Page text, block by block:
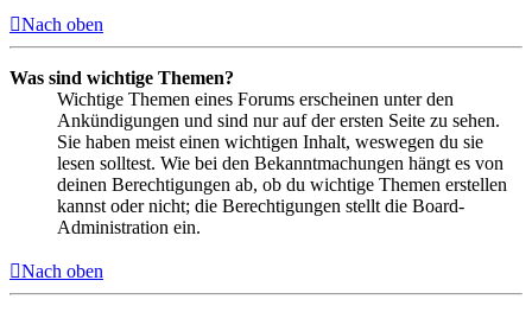
Nach oben
Was sind wichtige Themen?
Wichtige Themen eines Forums erscheinen unter den
Ankündigungen und sind nur auf der ersten Seite zu sehen.
Sie haben meist einen wichtigen Inhalt, weswegen du sie
lesen solltest. Wie bei den Bekanntmachungen hängt es von
deinen Berechtigungen ab, ob du wichtige Themen erstellen
kannst oder nicht; die Berechtigungen stellt die Board-
Administration ein.
Nach oben